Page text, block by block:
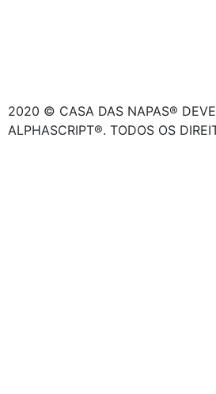
2020 © CASA DAS NAPAS®
ALPHASCRIPT®. TODOS OS